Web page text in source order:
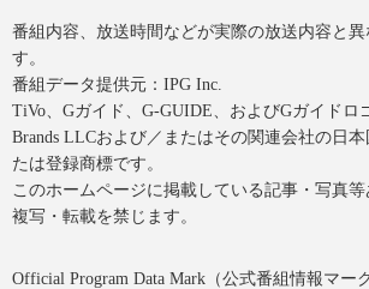
番組内容、放送時間などが実際の放送内容と
す。
番組データ提供元：IPG Inc.
TiVo、Gガイド、G-GUIDE、およびGガイドロ
Brands LLCおよび／またはその関連会社の日
たは登録商標です。
このホームページに掲載している記事・写真
複写・転載を禁じます。
Official Program Data Mark（公式番組情報マーク